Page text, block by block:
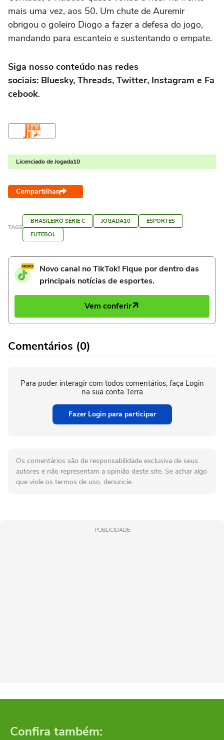
mais uma vez, aos 50. Um chute de Auremir
obrigou o goleiro Diogo a fazer a defesa do jogo,
mandando para escanteio e sustentando o empate.
Siga nosso conteúdo nas redes
sociais: Bluesky, Threads, Twitter, Instagram e Fa
cebook.
Licenciado de Jogada10
Compartilhar
TAGS
BRASILEIRO SÉRIE C JOGADA10
ESPORTES
FUTEBOL
Novo canal no TikTok! Fique por dentro das
principais notícias de esportes.
Vem conferir
Comentários (0)
Para poder interagir com todos comentários, faça Login
na sua conta Terra
Fazer Login para participar
Os comentários são de responsabilidade exclusiva de seus
autores e não representam a opinião deste site. Se achar algo
que viole os termos de uso, denuncie.
PUBLICIDADE
Confira também: